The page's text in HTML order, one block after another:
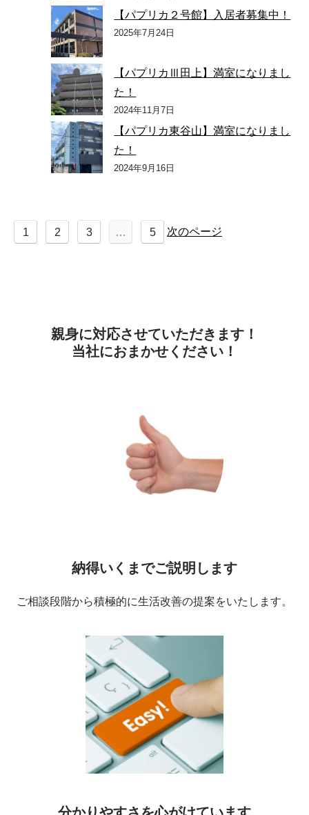
【パプリカ２号館】入居者募集中！
2025年7月24日
【パプリカⅢ田上】満室になりまし
た！
2024年11月7日
【パプリカ東谷山】満室になりまし
た！
2024年9月16日
1 2 3 … 5 次のページ
親身に対応させていただきます！
当社におまかせください！
納得いくまでご説明します
ご相談段階から積極的に生活改善の提案をいたします。